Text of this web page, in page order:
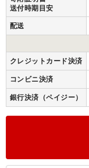
送付時期目安
配送
クレジットカード決済
コンビニ決済
銀行決済（ペイジー）